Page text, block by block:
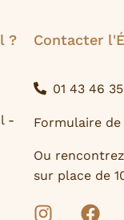
?
-
Contacter
01 43 46
Formulaire
Ou
sur place de